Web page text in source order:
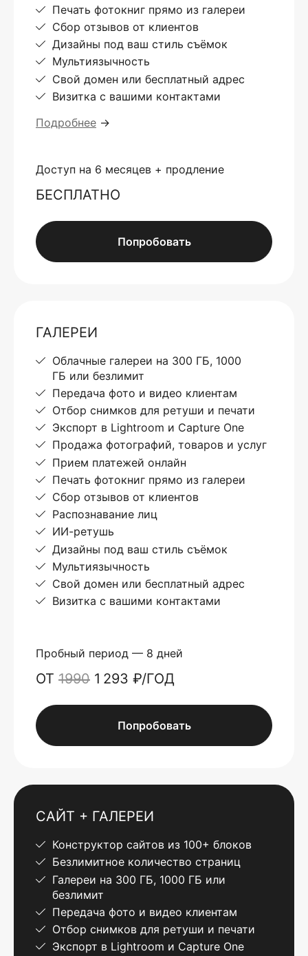
Печать фотокниг прямо из галереи
Сбор отзывов от клиентов
Дизайны под ваш стиль съёмок
Мультиязычность
Свой домен или бесплатный адрес
Визитка с вашими контактами
Подробнее →
Доступ на 6 месяцев + продление
БЕСПЛАТНО
Попробовать
ГАЛЕРЕИ
Облачные галереи на 300 ГБ, 1000
ГБ или безлимит
Передача фото и видео клиентам
Отбор снимков для ретуши и печати
Экспорт в Lightroom и Capture One
Продажа фотографий, товаров и услуг
Прием платежей онлайн
Печать фотокниг прямо из галереи
Сбор отзывов от клиентов
Распознавание лиц
ИИ-ретушь
Дизайны под ваш стиль съёмок
Мультиязычность
Свой домен или бесплатный адрес
Визитка с вашими контактами
Пробный период — 8 дней
ОТ 1990 1 293 ₽/ГОД
Попробовать
САЙТ + ГАЛЕРЕИ
Конструктор сайтов из 100+ блоков
Безлимитное количество страниц
Галереи на 300 ГБ, 1000 ГБ или
безлимит
Передача фото и видео клиентам
Отбор снимков для ретуши и печати
Экспорт в Lightroom и Capture One